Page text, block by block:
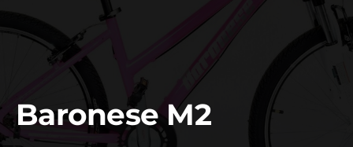
Baronese M2